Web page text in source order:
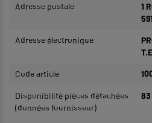
Adresse postale
1
Adresse électronique
Code article
Disponibilité pièces détachées
(données fournisseur)